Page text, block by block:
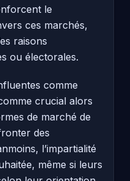
le
ces marchés,
raisons
ou électorales.
comme
crucial alors
de marché de
des
l’impartialité
même si leurs